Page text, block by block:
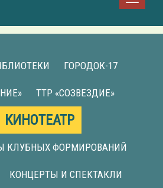
ГОРОДОК-17
ТТР «СОЗВЕЗДИЕ»
КИНОТЕАТР
КЛУБНЫХ ФОРМИРОВАНИЙ
КОНЦЕРТЫ И СПЕКТАКЛИ